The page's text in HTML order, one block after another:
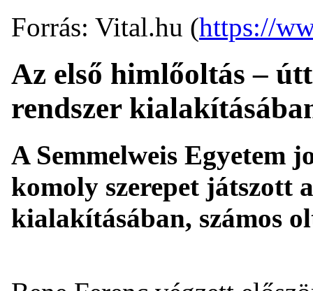
Forrás: Vital.hu (https://
Az első himlőoltás –
rendszer
A Semmelweis Egyetem
komoly szerepet játszott
kialakításában, számos